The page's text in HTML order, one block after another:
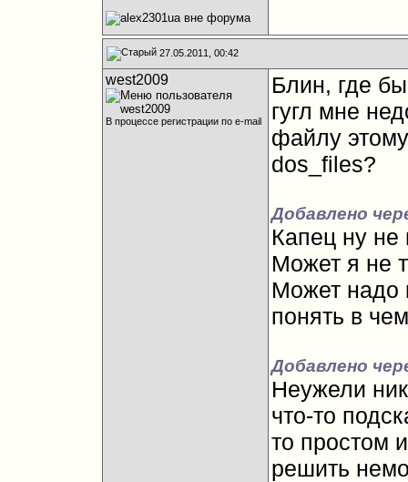
27.05.2011, 00:42
west2009
В процессе регистрации по e-mail
Блин, где
гугл мне
файлу
dos_files?
Добавлено
Капец ну не
Может я не
Может надо
понять в
Добавлено
Неужели
что-то
то простом
решить